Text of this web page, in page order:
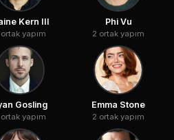
Kern III
yapım
Phi Vu
2 ortak yapım
Gosling
yapım
Emma Stone
2 ortak yapım